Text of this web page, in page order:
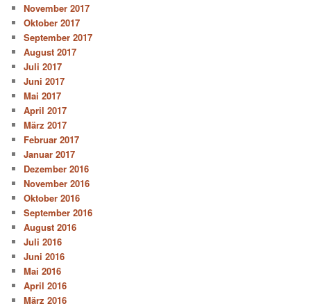
November 2017
Oktober 2017
September 2017
August 2017
Juli 2017
Juni 2017
Mai 2017
April 2017
März 2017
Februar 2017
Januar 2017
Dezember 2016
November 2016
Oktober 2016
September 2016
August 2016
Juli 2016
Juni 2016
Mai 2016
April 2016
März 2016